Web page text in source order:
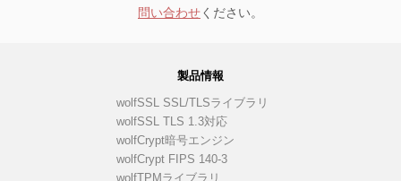
問い合わせください。
製品情報
wolfSSL SSL/TLSライブラリ
wolfSSL TLS 1.3対応
wolfCrypt暗号エンジン
wolfCrypt FIPS 140-3
wolfTPMライブラリ